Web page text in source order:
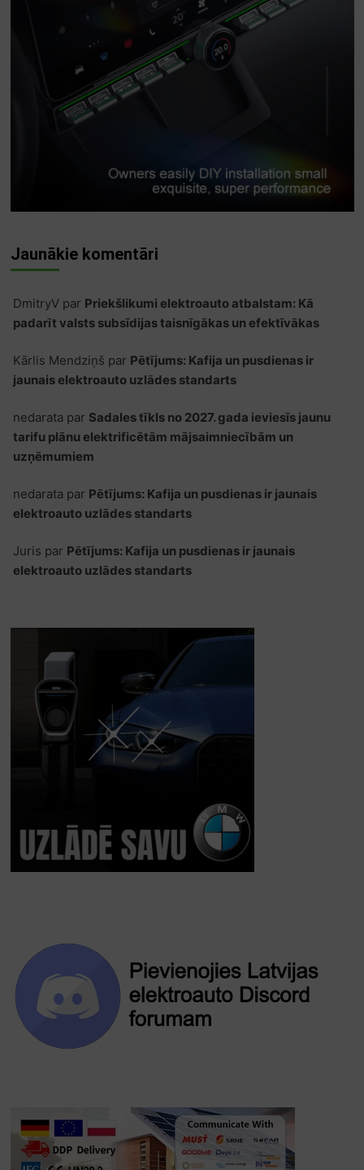
Jaunākie komentāri
DmitryVpar Priekšlikumi elektroauto atbalstam: Kā
padarīt valsts subsīdijas taisnīgākas un efektīvākas
Kārlis Mendziņš par Pētījums: Kafija un pusdienas ir
jaunais elektroauto uzlādes standarts
nedarata par Sadales tīkls no 2027. gada ieviesīs jaunu
tarifu plānu elektrificētām mājsaimniecībām un
uzņēmumiem
nedarata par Pētījums: Kafija un pusdienas ir jaunais
elektroauto uzlādes standarts
Juris par Pētījums: Kafija un pusdienas ir jaunais
elektroauto uzlādes standarts